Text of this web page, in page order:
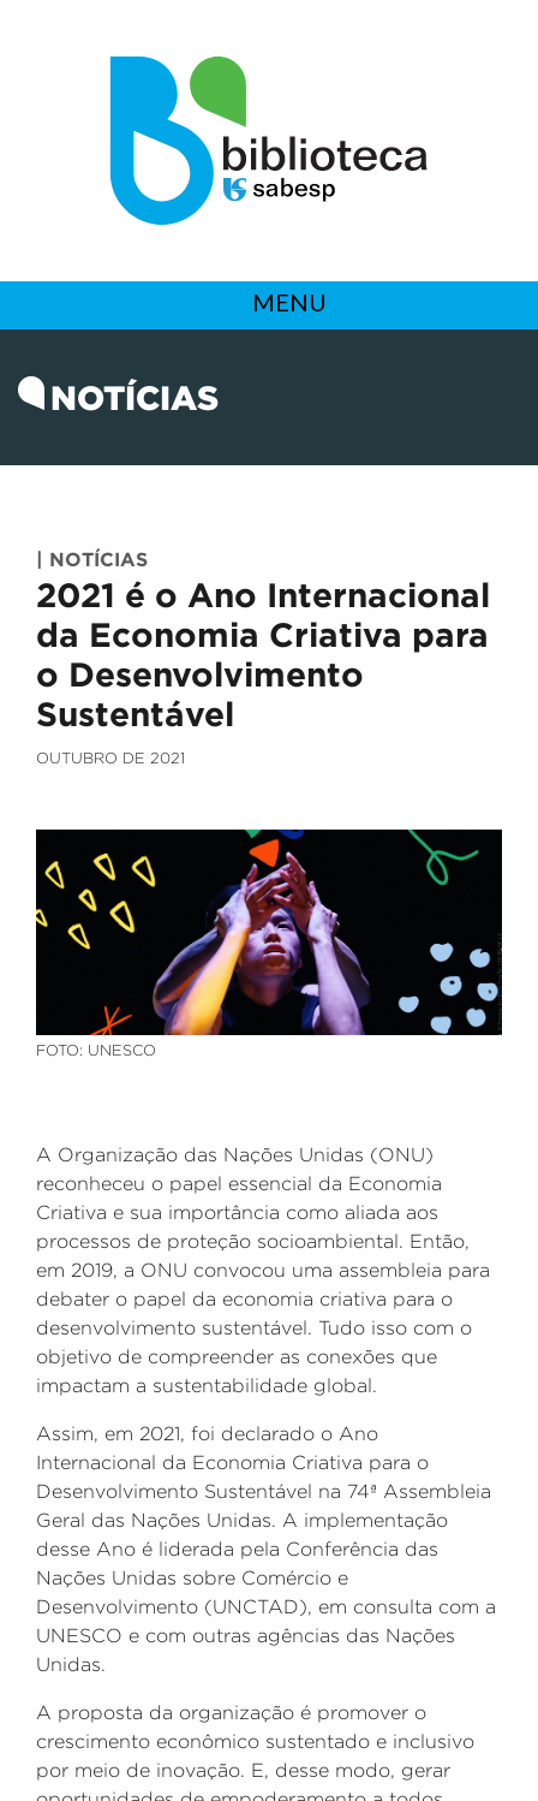
MENU
NOTÍCIAS
| NOTÍCIAS
2021 é o Ano Internacional
da Economia Criativa para
o Desenvolvimento
Sustentável
OUTUBRO DE 2021
FOTO: UNESCO
A Organização das Nações Unidas (ONU)
reconheceu o papel essencial da Economia
Criativa e sua importância como aliada aos
processos de proteção socioambiental. Então,
em 2019, a ONU convocou uma assembleia para
debater o papel da economia criativa para o
desenvolvimento sustentável. Tudo isso com o
objetivo de compreender as conexões que
impactam a sustentabilidade global.
Assim, em 2021, foi declarado o Ano
Internacional da Economia Criativa para o
Desenvolvimento Sustentável na 74ª Assembleia
Geral das Nações Unidas. A implementação
desse Ano é liderada pela Conferência das
Nações Unidas sobre Comércio e
Desenvolvimento (UNCTAD), em consulta com a
UNESCO e com outras agências das Nações
Unidas.
A proposta da organização é promover o
crescimento econômico sustentado e inclusivo
por meio de inovação. E, desse modo, gerar